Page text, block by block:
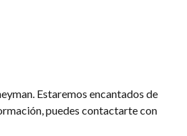
Estaremos encantados de
puedes contactarte con